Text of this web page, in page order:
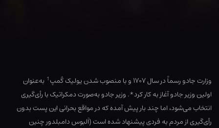
وزارت جادو رسماً در سال ۱۷۰۷ و با منصوب شدن یولیک گَمپ 1 به‌عنوان
اولین وزیر جادو آغاز به کار کرد*. وزیر جادو به‌صورت دمکراتیک با رأی‌گیری
انتخاب می‌شود، اما چند بار پیش آمده که در مواقع بحرانی این پست بدون
رأی‌گیری از مردم به فردی پیشنهاد شده است (اَلبوس دامبلدور چنین